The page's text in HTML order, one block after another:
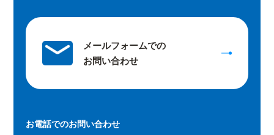
メールフォームでの
お問い合わせ
お電話でのお問い合わせ